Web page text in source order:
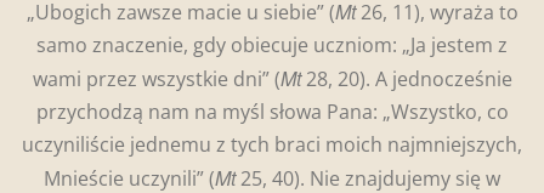
„Ubogich zawsze macie u siebie” (Mt26, 11), wyraża to
samo znaczenie, gdy obiecuje uczniom: „Ja jestem z
wami przez wszystkie dni” (Mt28, 20). A jednocześnie
przychodzą nam na myśl słowa Pana: „Wszystko, co
uczyniliście jednemu z tych braci moich najmniejszych,
Mnieście uczynili” (Mt25, 40). Nie znajdujemy się w